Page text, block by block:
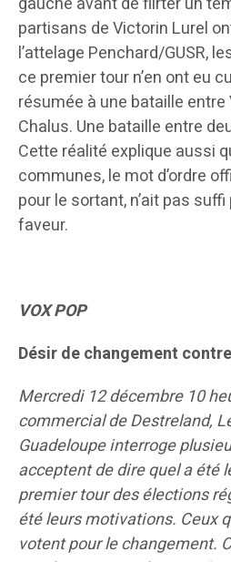
partisans de Victorin Lurel
l’attelage Penchard/GUSR,
ce premier tour n’en ont eu
résumée à une bataille
Chalus. Une bataille entre
Cette réalité explique aussi
communes, le mot d’ordre
pour le sortant, n’ait pas
faveur.
VOX POP
Désir de changement
Mercredi 12 décembre 10
commercial de Destreland,
Guadeloupe interroge
acceptent de dire quel a été
premier tour des élections
été leurs motivations. Ceux
votent pour le changement.